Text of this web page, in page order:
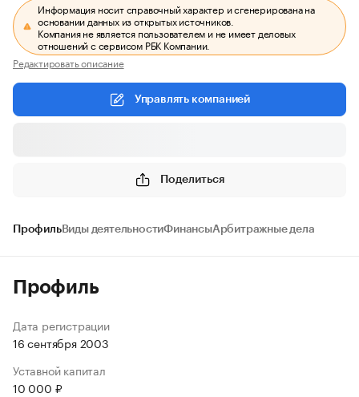
Информация носит справочный характер и сгенерирована на
основании данных из открытых источников.
Компания не является пользователем и не имеет деловых
отношений с сервисом РБК Компании.
Редактировать описание
Управлять компанией
Поделиться
ПрофильВиды деятельностиФинансыАрбитражные дела
Профиль
Дата регистрации
16 сентября 2003
Уставной капитал
10 000 ₽